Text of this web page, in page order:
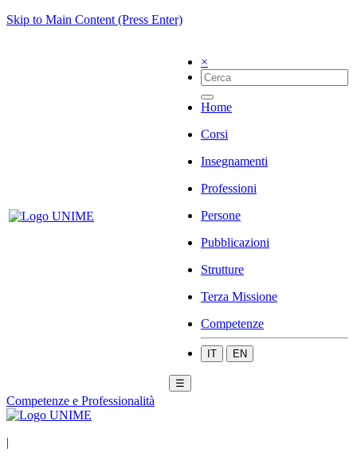
Skip to Main Content (Press Enter)
×
Home
Corsi
Insegnamenti
Professioni
Persone
Pubblicazioni
Strutture
Terza Missione
Competenze
IT EN
☰
Competenze e Professionalità
|